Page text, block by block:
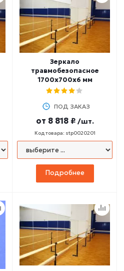
Зеркало
травмобезопасное
1700х700х6 мм
ПОД ЗАКАЗ
от 8 818 ₽ /шт.
Код товара: stp0020201
Подробнее